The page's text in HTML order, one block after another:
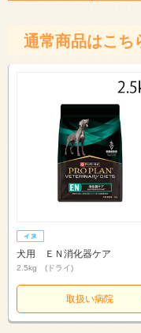
通常商品はこち
犬用 ＥＮ消化器ケア
2.5kg (ドライ)
取扱い病院